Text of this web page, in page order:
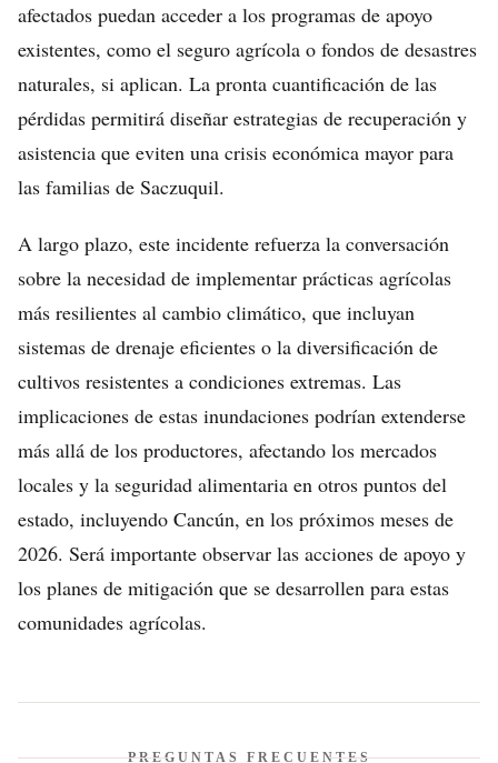
afectados puedan acceder a los programas de apoyo
existentes, como el seguro agrícola o fondos de desastres
naturales, si aplican. La pronta cuantificación de las
pérdidas permitirá diseñar estrategias de recuperación y
asistencia que eviten una crisis económica mayor para
las familias de Saczuquil.
A largo plazo, este incidente refuerza la conversación
sobre la necesidad de implementar prácticas agrícolas
más resilientes al cambio climático, que incluyan
sistemas de drenaje eficientes o la diversificación de
cultivos resistentes a condiciones extremas. Las
implicaciones de estas inundaciones podrían extenderse
más allá de los productores, afectando los mercados
locales y la seguridad alimentaria en otros puntos del
estado, incluyendo Cancún, en los próximos meses de
2026. Será importante observar las acciones de apoyo y
los planes de mitigación que se desarrollen para estas
comunidades agrícolas.
PREGUNTAS FRECUENTES